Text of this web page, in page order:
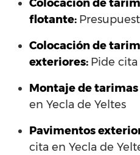
Colocación de
flotante:
Colocación de
exteriores: Pide cita
Montaje de tarimas
en Yecla de Yeltes
Pavimentos
cita en Yecla de